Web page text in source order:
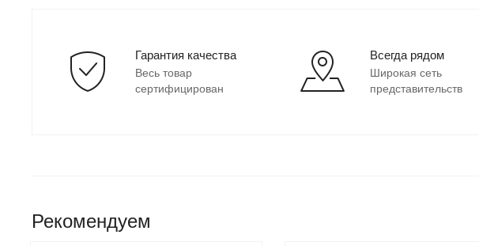
Гарантия качества
Весь товар
сертифицирован
Всегда рядом
Широкая сеть
представительств
Рекомендуем